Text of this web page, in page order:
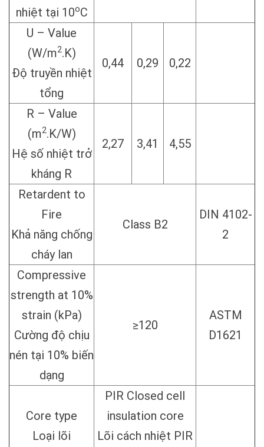
nhiệt tại 10oC
U – Value
(W/m2.K)
Độ truyền nhiệt
tổng
0,44 0,29 0,22
R – Value
(m2.K/W)
Hệ số nhiệt trở
kháng R
2,27 3,41 4,55
Retardent to
Fire
Khả năng chống
cháy lan
Class B2
DIN 4102-
2
Compressive
strength at 10%
strain (kPa)
Cường độ chịu
nén tại 10% biến
dạng
≥120
ASTM
D1621
Core type
Loại lõi
PIR Closed cell
insulation core
Lõi cách nhiệt PIR